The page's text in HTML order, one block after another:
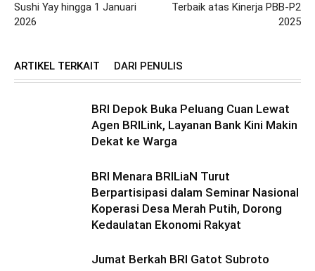
Sushi Yay hingga 1 Januari
2026
Terbaik atas Kinerja PBB-P2
2025
ARTIKEL TERKAIT DARI PENULIS
BRI Depok Buka Peluang Cuan Lewat
Agen BRILink, Layanan Bank Kini Makin
Dekat ke Warga
BRI Menara BRILiaN Turut
Berpartisipasi dalam Seminar Nasional
Koperasi Desa Merah Putih, Dorong
Kedaulatan Ekonomi Rakyat
Jumat Berkah BRI Gatot Subroto